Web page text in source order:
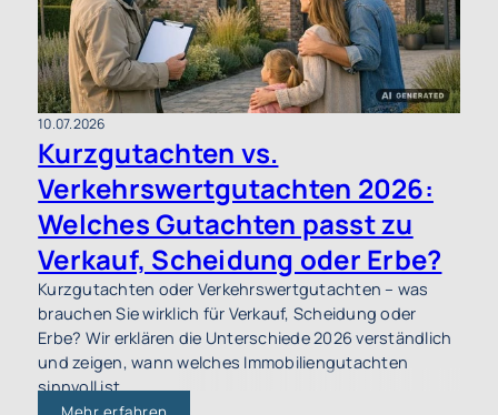
10.07.2026
Kurzgutachten vs.
Verkehrswertgutachten 2026:
Welches Gutachten passt zu
Verkauf, Scheidung oder Erbe?
Kurzgutachten oder Verkehrswertgutachten – was
brauchen Sie wirklich für Verkauf, Scheidung oder
Erbe? Wir erklären die Unterschiede 2026 verständlich
und zeigen, wann welches Immobiliengutachten
sinnvoll ist.